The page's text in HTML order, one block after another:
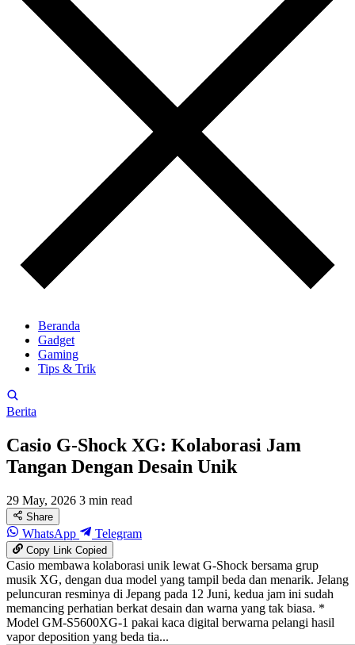
Beranda
Gadget
Gaming
Tips & Trik
Berita
Casio G-Shock XG: Kolaborasi Jam
Tangan Dengan Desain Unik
29 May, 2026 3 min read
Share
WhatsApp Telegram
Copy LinkCopied
Casio membawa kolaborasi unik lewat G-Shock bersama grup
musik XG, dengan dua model yang tampil beda dan menarik. Jelang
peluncuran resminya di Jepang pada 12 Juni, kedua jam ini sudah
memancing perhatian berkat desain dan warna yang tak biasa. *
Model GM-S5600XG-1 pakai kaca digital berwarna pelangi hasil
vapor deposition yang beda tia...